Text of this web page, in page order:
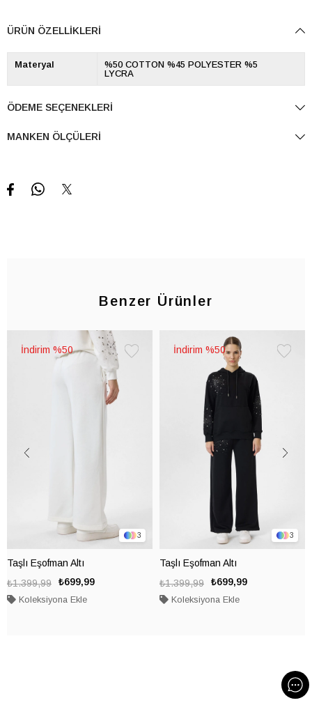
ÜRÜN ÖZELLIKLERI
Materyal
%50 COTTON %45 POLYESTER %5
LYCRA
ÖDEME SEÇENEKLERI
MANKEN ÖLÇÜLERI
Benzer Ürünler
3
Taşlı Eşofman Altı
₺699,99
₺1.399,99
Koleksiyona Ekle
%50
3
Taşlı Eşofman Altı
₺699,99
₺1.399,99
Koleksiyona Ekle
%50